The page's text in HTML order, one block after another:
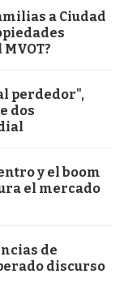
a Ciudad
perdedor",
dos
y el boom
el mercado
de
discurso